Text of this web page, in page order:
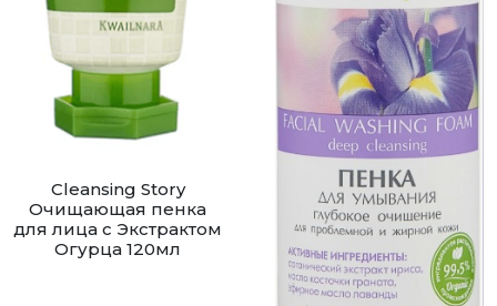
Cleansing Story
Очищающая пенка
для лица с Экстрактом
Огурца 120мл